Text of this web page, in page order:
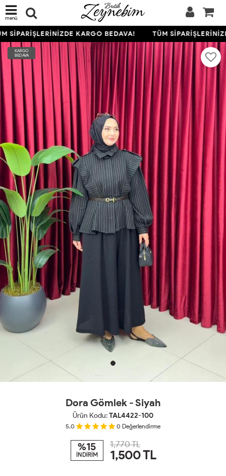
menü
SİPARİŞLERİNİZDE KARGO BEDAVA! TÜM
KARGO
BEDAVA
Dora Gömlek - Siyah
Ürün Kodu:TAL4422-100
5.0 0 Değerlendirme
%15
İNDİRİM
1,770 TL
1,500TL